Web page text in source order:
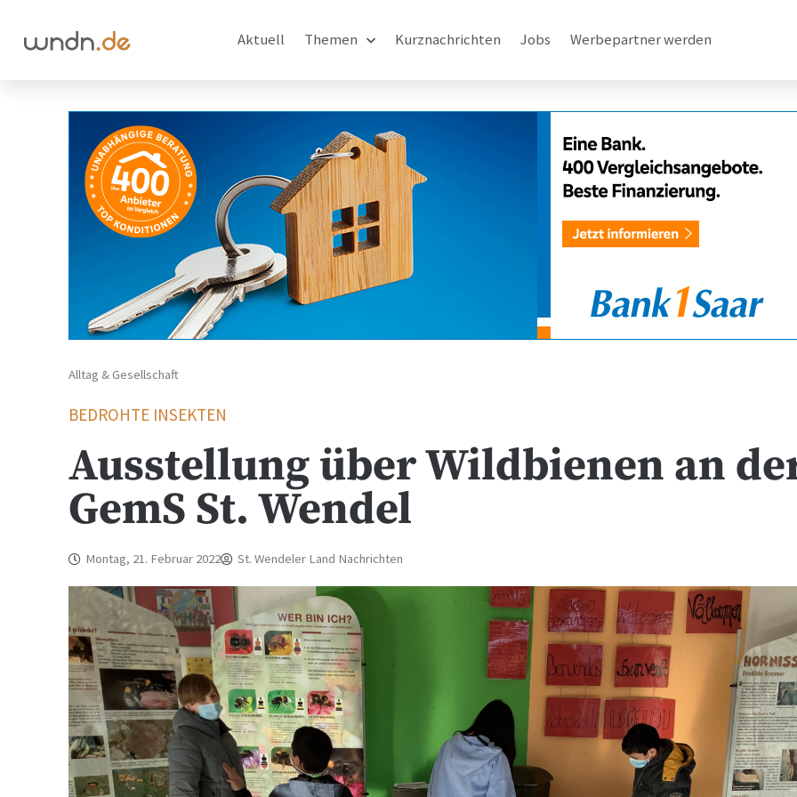
Aktuell Themen Kurznachrichten Jobs Werbepartner werden
Alltag & Gesellschaft
BEDROHTE INSEKTEN
Ausstellung über Wildbienen an
GemS St. Wendel
Montag, 21. Februar 2022 St. Wendeler Land Nachrichten